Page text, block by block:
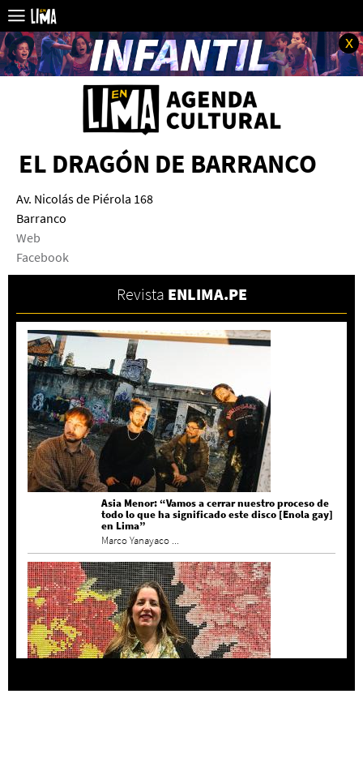
x
EL DRAGÓN DE BARRANCO
Av. Nicolás de Piérola 168
Barranco
Web
Facebook
Revista ENLIMA.PE
Asia Menor: “Vamos a cerrar nuestro proceso de
todo lo que ha significado este disco [Enola gay]
en Lima”
Marco Yanayaco ...